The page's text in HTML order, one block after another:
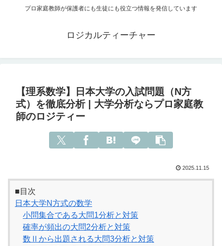
プロ家庭教師が保護者にも生徒にも役立つ情報を発信しています
ロジカルティーチャー
【理系数学】日本大学の入試問題（N方
式）を徹底分析 | 大学分析ならプロ家庭教
師のロジティー
2025.11.15
■目次
日本大学N方式の数学
小問集合である大問1分析と対策
確率が頻出の大問2分析と対策
数Ⅱから出題される大問3分析と対策